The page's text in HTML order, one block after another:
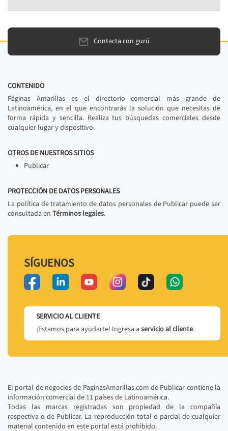
Contacta con gurú
CONTENIDO
Páginas Amarillas es el directorio comercial más grande de
Latinoamérica, en el que encontrarás la solución que necesitas de
forma rápida y sencilla. Realiza tus búsquedas comerciales desde
cualquier lugar y dispositivo.
OTROS DE NUESTROS SITIOS
Publicar
PROTECCIÓN DE DATOS PERSONALES
La política de tratamiento de datos personales de Publicar puede ser
consultada en Términos legales.
SÍGUENOS
SERVICIO AL CLIENTE
¡Estamos para ayudarte! Ingresa a servicio al cliente.
El portal de negocios de PaginasAmarillas.com de Publicar contiene la
información comercial de 11 países de Latinoamérica.
Todas las marcas registradas son propiedad de la compañía
respectiva o de Publicar. La reproducción total o parcial de cualquier
material contenido en este portal está prohibido.